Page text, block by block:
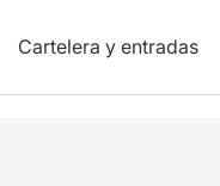
Cartelera y entradas